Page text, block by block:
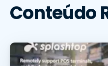
Conteúdo